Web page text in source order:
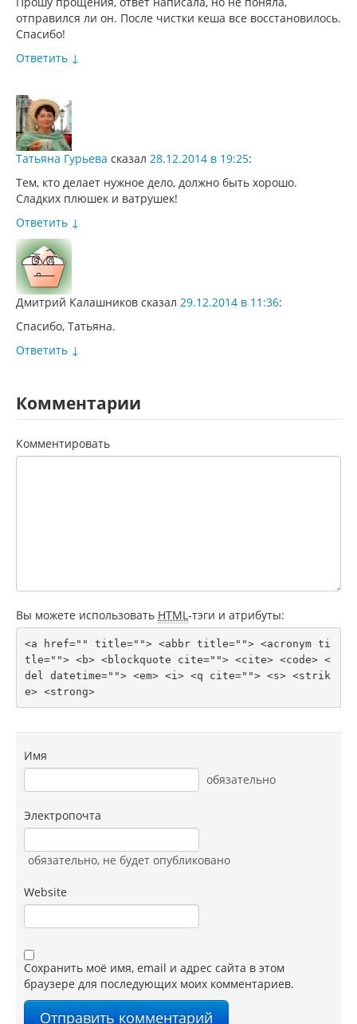
отправился ли он. После чистки кеша все восстановилось.
Спасибо!
Ответить ↓
Татьяна Гурьева сказал 28.12.2014 в 19:25:
Тем, кто делает нужное дело, должно быть хорошо.
Сладких плюшек и ватрушек!
Ответить ↓
Дмитрий Калашников сказал 29.12.2014 в 11:36:
Спасибо, Татьяна.
Ответить ↓
Комментарии
Комментировать
Вы можете использовать HTML-тэги и атрибуты:
<a href="" title=""> <abbr title=""> <acronym ti
tle=""> <b> <blockquote cite=""> <cite> <code> <
del datetime=""> <em> <i> <q cite=""> <s> <strik
e> <strong>
Имя
обязательно
Электропочта
обязательно, не будет опубликовано
Website
Сохранить моё имя, email и адрес сайта в этом
браузере для последующих моих комментариев.